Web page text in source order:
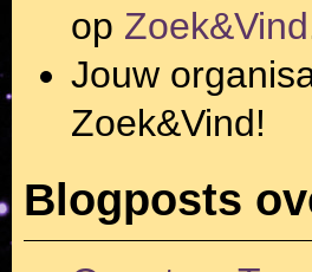
op Zoek&Vind
Jouw
Zoek&Vind!
Blogposts